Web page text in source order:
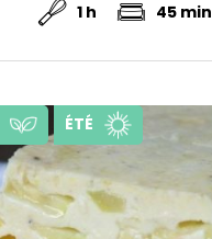
1 h 45 min
ÉTÉ